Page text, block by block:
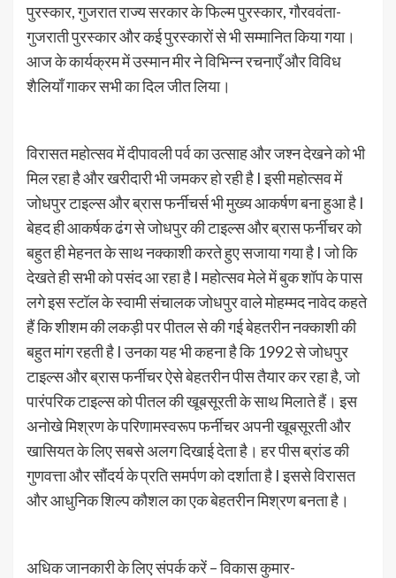
पुरस्कार, गुजरात राज्य सरकार के फिल्म पुरस्कार, गौरववंता-
गुजराती पुरस्कार और कई पुरस्कारों से भी सम्मानित किया गया।
आज के कार्यक्रम में उस्मान मीर ने विभिन्न रचनाएँ और विविध
शैलियाँ गाकर सभी का दिल जीत लिया।
विरासत महोत्सव में दीपावली पर्व का उत्साह और जश्न देखने को भी
मिल रहा है और खरीदारी भी जमकर हो रही है I इसी महोत्सव में
जोधपुर टाइल्स और ब्रास फर्नीचर्स भी मुख्य आकर्षण बना हुआ है I
बेहद ही आकर्षक ढंग से जोधपुर की टाइल्स और ब्रास फर्नीचर को
बहुत ही मेहनत के साथ नक्काशी करते हुए सजाया गया है I जो कि
देखते ही सभी को पसंद आ रहा है I महोत्सव मेले में बुक शॉप के पास
लगे इस स्टॉल के स्वामी संचालक जोधपुर वाले मोहम्मद नावेद कहते
हैं कि शीशम की लकड़ी पर पीतल से की गई बेहतरीन नक्काशी की
बहुत मांग रहती है I उनका यह भी कहना है कि 1992 से जोधपुर
टाइल्स और ब्रास फर्नीचर ऐसे बेहतरीन पीस तैयार कर रहा है, जो
पारंपरिक टाइल्स को पीतल की खूबसूरती के साथ मिलाते हैं। इस
अनोखे मिश्रण के परिणामस्वरूप फर्नीचर अपनी खूबसूरती और
खासियत के लिए सबसे अलग दिखाई देता है। हर पीस ब्रांड की
गुणवत्ता और सौंदर्य के प्रति समर्पण को दर्शाता है I इससे विरासत
और आधुनिक शिल्प कौशल का एक बेहतरीन मिश्रण बनता है।
अधिक जानकारी के लिए संपर्क करें – विकास कुमार-